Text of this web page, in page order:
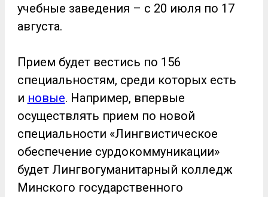
учебные заведения – с 20 июля по 17
августа.
Прием будет вестись по 156
специальностям, среди которых есть
и новые. Например, впервые
осуществлять прием по новой
специальности «Лингвистическое
обеспечение сурдокоммуникации»
будет Лингвогуманитарный колледж
Минского государственного